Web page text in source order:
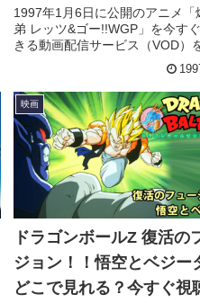
介！
1997年1月6日に公開のアニメ「
弟 レッツ&ゴー!!WGP」を今す
きる動画配信サービス（VOD）
紹介。あらすじやキャスト・声
タッフ、主題歌の情報はもちろ
際に見た人の感想やレビューも
ています。
映画
ドラゴンボールZ 復活の
ジョン！！悟空とベジー
どこで見れる？今すぐ視